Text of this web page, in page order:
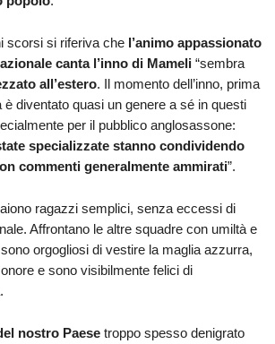
scorsi si riferiva che l’animo appassionato
canta l’inno di Mameli “sembra
all’estero. Il momento dell’inno, prima
è diventato quasi un genere a sé in questi
per il pubblico anglosassone:
specializzate stanno condividendo
commenti generalmente ammirati”.
ragazzi semplici, senza eccessi di
Affrontano le altre squadre con umiltà e
orgogliosi di vestire la maglia azzurra,
e sono visibilmente felici di
nostro Paese troppo spesso denigrato